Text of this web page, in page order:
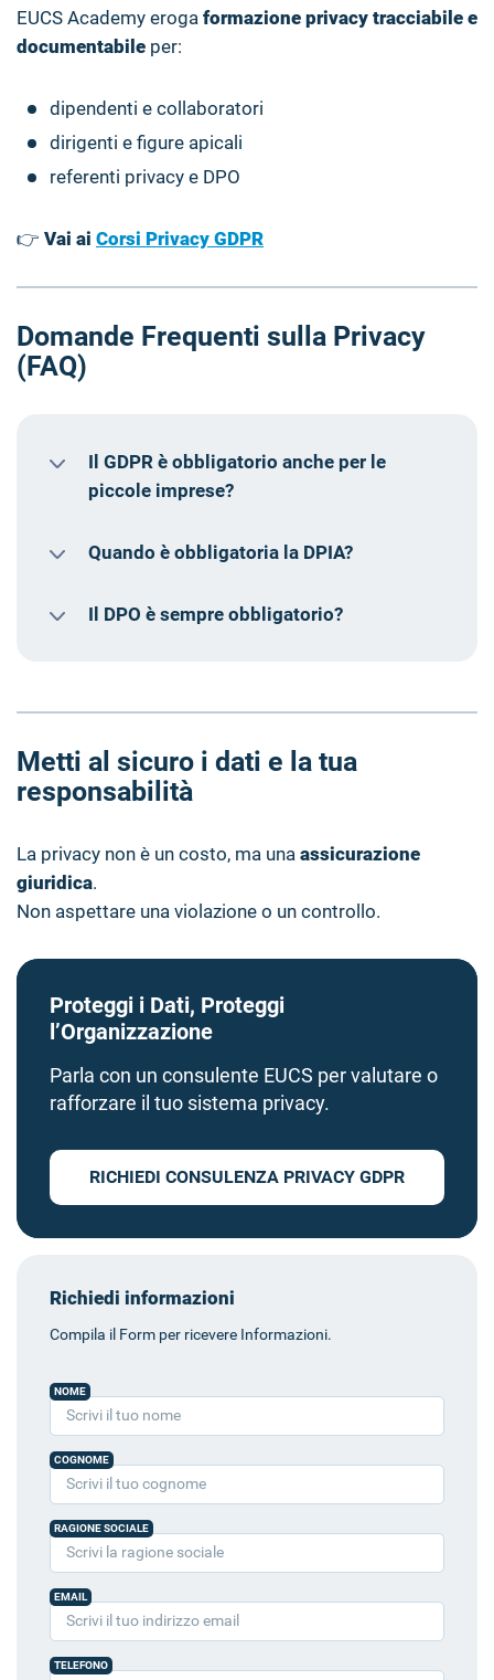
EUCS Academy eroga formazione privacy tracciabile e
documentabile per:
dipendenti e collaboratori
dirigenti e figure apicali
referenti privacy e DPO
👉 Vai ai Corsi Privacy GDPR
Domande Frequenti sulla Privacy
(FAQ)
Il GDPR è obbligatorio anche per le
piccole imprese?
Quando è obbligatoria la DPIA?
Il DPO è sempre obbligatorio?
Metti al sicuro i dati e la tua
responsabilità
La privacy non è un costo, ma una assicurazione
giuridica.
Non aspettare una violazione o un controllo.
Proteggi i Dati, Proteggi
l’Organizzazione
Parla con un consulente EUCS per valutare o
rafforzare il tuo sistema privacy.
RICHIEDI CONSULENZA PRIVACY GDPR
Richiedi informazioni
Compila il Form per ricevere Informazioni.
NOME
COGNOME
RAGIONE SOCIALE
EMAIL
TELEFONO